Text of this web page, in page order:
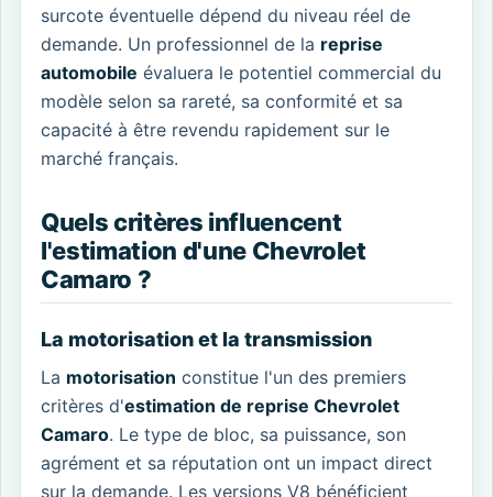
surcote éventuelle dépend du niveau réel de
demande. Un professionnel de la reprise
automobile évaluera le potentiel commercial du
modèle selon sa rareté, sa conformité et sa
capacité à être revendu rapidement sur le
marché français.
Quels critères influencent
l'estimation d'une Chevrolet
Camaro ?
La motorisation et la transmission
La motorisation constitue l'un des premiers
critères d'estimation de reprise Chevrolet
Camaro. Le type de bloc, sa puissance, son
agrément et sa réputation ont un impact direct
sur la demande. Les versions V8 bénéficient